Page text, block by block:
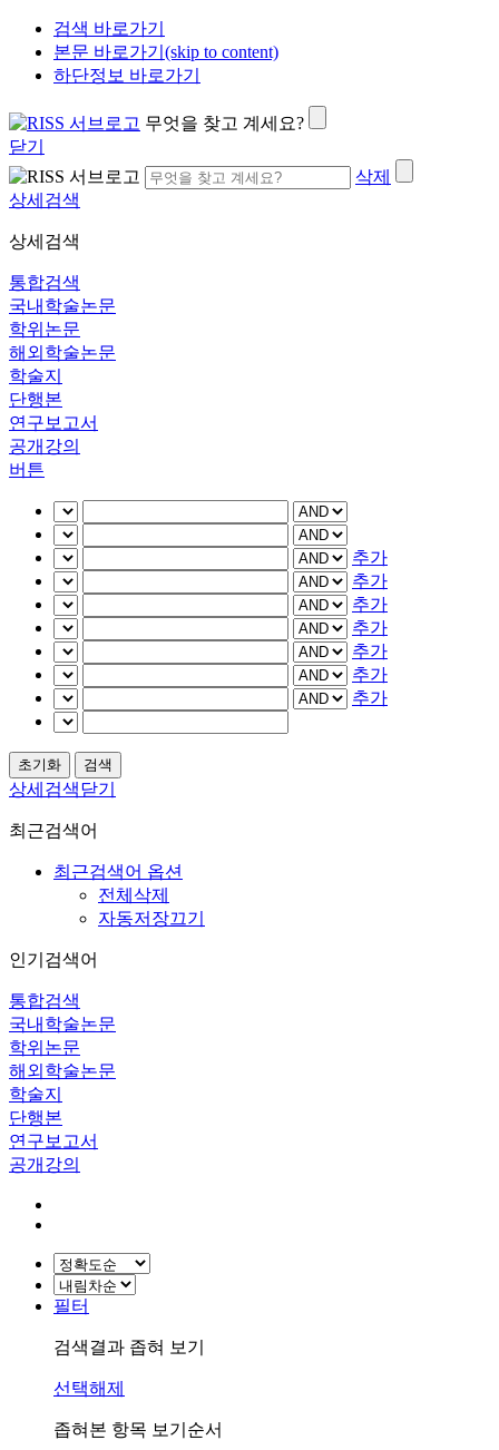
검색 바로가기
본문 바로가기(skip to content)
하단정보 바로가기
무엇을 찾고 계세요?
닫기
삭제
상세검색
상세검색
통합검색
국내학술논문
학위논문
해외학술논문
학술지
단행본
연구보고서
공개강의
버튼
추가
추가
추가
추가
추가
추가
추가
상세검색닫기
최근검색어
최근검색어 옵션
전체삭제
자동저장끄기
인기검색어
통합검색
국내학술논문
학위논문
해외학술논문
학술지
단행본
연구보고서
공개강의
필터
검색결과 좁혀 보기
선택해제
좁혀본 항목 보기순서